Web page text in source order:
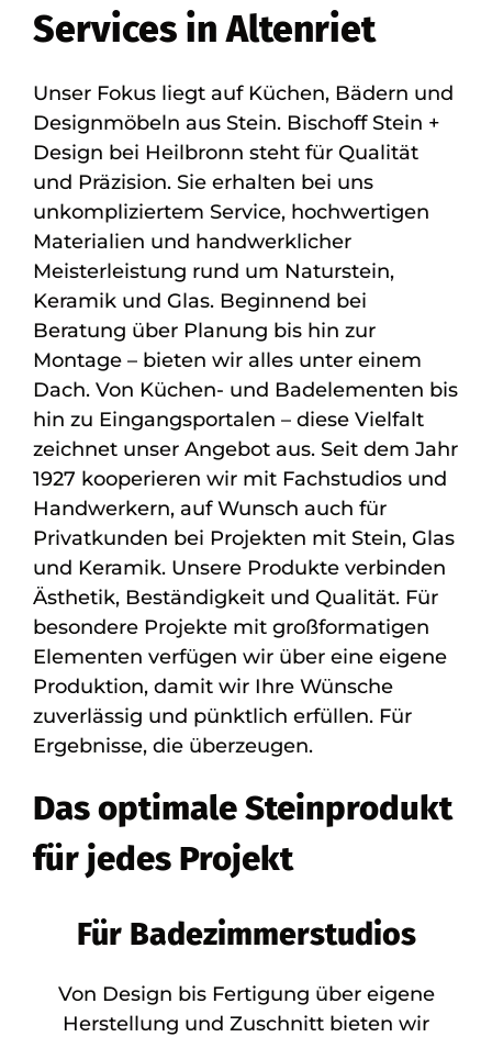
Services in Altenriet
Unser Fokus liegt auf Küchen, Bädern und
Designmöbeln aus Stein. Bischoff Stein +
Design bei Heilbronn steht für Qualität
und Präzision. Sie erhalten bei uns
unkompliziertem Service, hochwertigen
Materialien und handwerklicher
Meisterleistung rund um Naturstein,
Keramik und Glas. Beginnend bei
Beratung über Planung bis hin zur
Montage – bieten wir alles unter einem
Dach. Von Küchen- und Badelementen bis
hin zu Eingangsportalen – diese Vielfalt
zeichnet unser Angebot aus. Seit dem Jahr
1927 kooperieren wir mit Fachstudios und
Handwerkern, auf Wunsch auch für
Privatkunden bei Projekten mit Stein, Glas
und Keramik. Unsere Produkte verbinden
Ästhetik, Beständigkeit und Qualität. Für
besondere Projekte mit großformatigen
Elementen verfügen wir über eine eigene
Produktion, damit wir Ihre Wünsche
zuverlässig und pünktlich erfüllen. Für
Ergebnisse, die überzeugen.
Das optimale Steinprodukt
für jedes Projekt
Für Badezimmerstudios
Von Design bis Fertigung über eigene
Herstellung und Zuschnitt bieten wir